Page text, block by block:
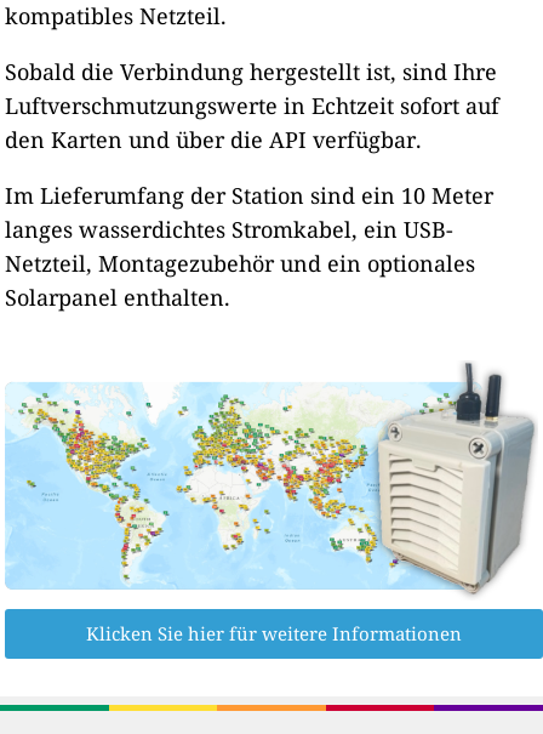
kompatibles Netzteil.
Sobald die Verbindung hergestellt ist, sind Ihre
Luftverschmutzungswerte in Echtzeit sofort auf
den Karten und über die API verfügbar.
Im Lieferumfang der Station sind ein 10 Meter
langes wasserdichtes Stromkabel, ein USB-
Netzteil, Montagezubehör und ein optionales
Solarpanel enthalten.
Klicken Sie hier für weitere Informationen